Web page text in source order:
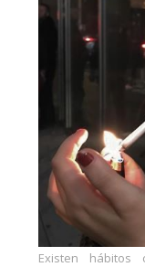
Existen hábitos